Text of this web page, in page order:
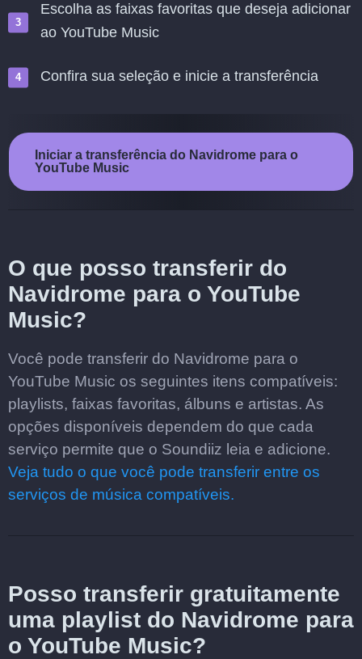
Escolha as faixas favoritas que deseja adicionar
ao YouTube Music
Confira sua seleção e inicie a transferência
Iniciar a transferência do Navidrome para o
YouTube Music
O que posso transferir do
Navidrome para o YouTube
Music?
Você pode transferir do Navidrome para o
YouTube Music os seguintes itens compatíveis:
playlists, faixas favoritas, álbuns e artistas. As
opções disponíveis dependem do que cada
serviço permite que o Soundiiz leia e adicione.
Veja tudo o que você pode transferir entre os
serviços de música compatíveis.
Posso transferir gratuitamente
uma playlist do Navidrome para
o YouTube Music?